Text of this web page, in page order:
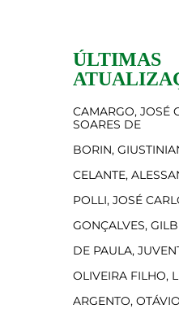
ÚLTIMAS
CAMARGO, JOSÉ
SOARES DE
BORIN,
CELANTE,
POLLI, JOSÉ
GONÇALVES,
DE PAULA,
OLIVEIRA FILHO,
ARGENTO,